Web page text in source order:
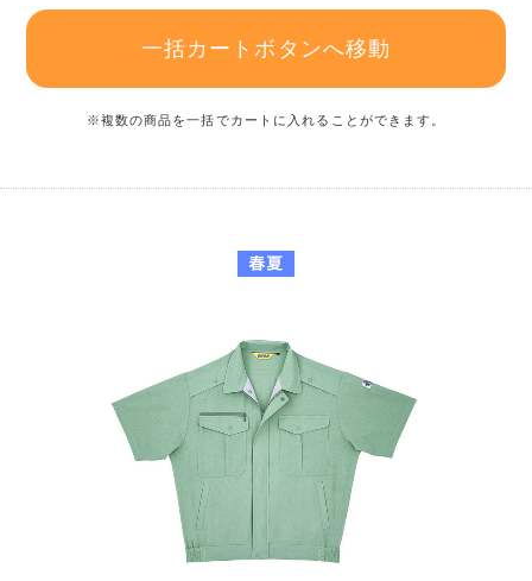
一括カートボタンへ移動
※複数の商品を一括でカートに入れることができます。